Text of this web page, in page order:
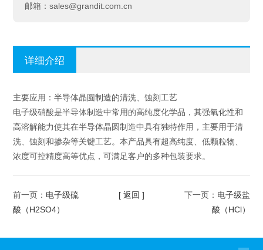
邮箱：sales@grandit.com.cn
详细介绍
主要应用：半导体晶圆制造的清洗、蚀刻工艺
电子级硝酸是半导体制造中常用的高纯度化学品，其强氧化性和
高溶解能力使其在半导体晶圆制造中具有独特作用，主要用于清
洗、蚀刻和掺杂等关键工艺。本产品具有超高纯度、低颗粒物、
浓度可控精度高等优点，可满足客户的多种包装要求。
前一页： 电子级硫
酸（H2SO4）
[ 返回 ] 下一页： 电子级盐
酸（HCl）